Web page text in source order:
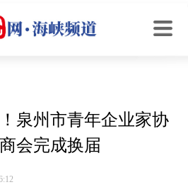
泉州市青年企业家协
会完成换届